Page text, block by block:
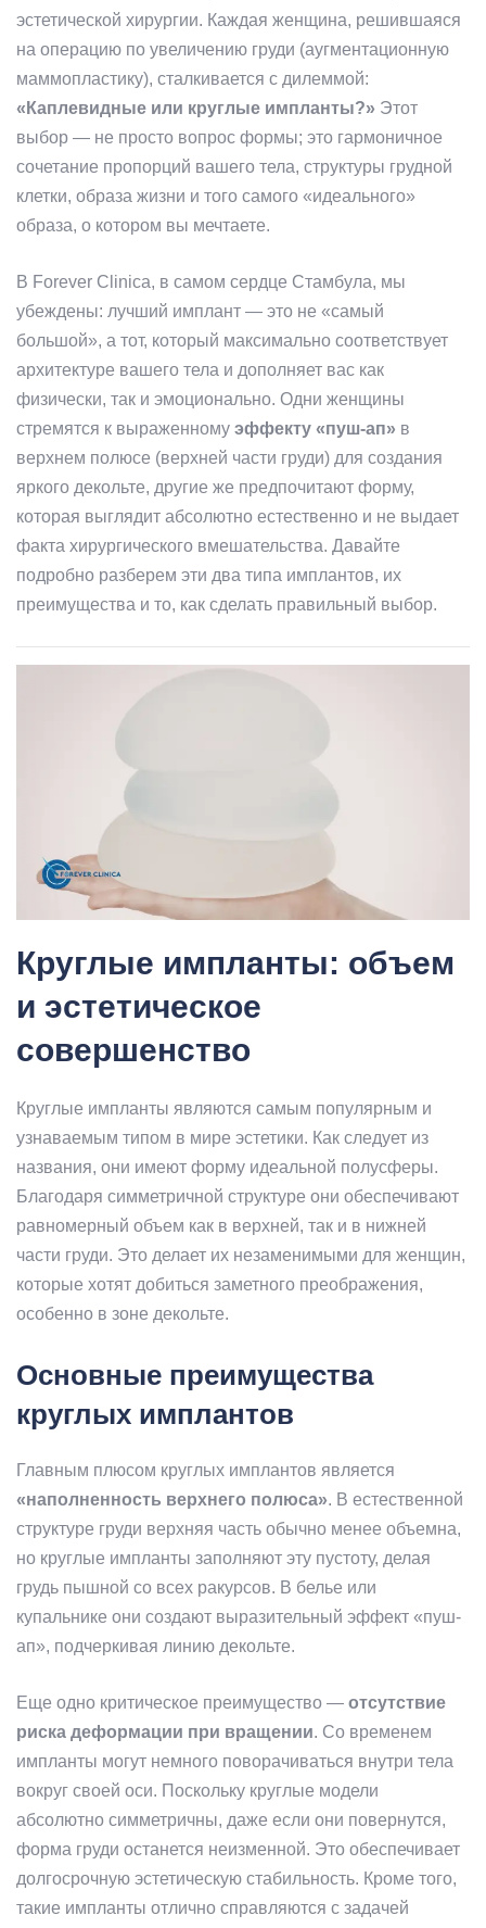
эстетической хирургии. Каждая женщина, решившаяся
на операцию по увеличению груди (аугментационную
маммопластику), сталкивается с дилеммой:
«Каплевидные или круглые импланты?» Этот
выбор — не просто вопрос формы; это гармоничное
сочетание пропорций вашего тела, структуры грудной
клетки, образа жизни и того самого «идеального»
образа, о котором вы мечтаете.
В Forever Clinica, в самом сердце Стамбула, мы
убеждены: лучший имплант — это не «самый
большой», а тот, который максимально соответствует
архитектуре вашего тела и дополняет вас как
физически, так и эмоционально. Одни женщины
стремятся к выраженному эффекту «пуш-ап» в
верхнем полюсе (верхней части груди) для создания
яркого декольте, другие же предпочитают форму,
которая выглядит абсолютно естественно и не выдает
факта хирургического вмешательства. Давайте
подробно разберем эти два типа имплантов, их
преимущества и то, как сделать правильный выбор.
Круглые импланты: объем
и эстетическое
совершенство
Круглые импланты являются самым популярным и
узнаваемым типом в мире эстетики. Как следует из
названия, они имеют форму идеальной полусферы.
Благодаря симметричной структуре они обеспечивают
равномерный объем как в верхней, так и в нижней
части груди. Это делает их незаменимыми для женщин,
которые хотят добиться заметного преображения,
особенно в зоне декольте.
Основные преимущества
круглых имплантов
Главным плюсом круглых имплантов является
«наполненность верхнего полюса». В естественной
структуре груди верхняя часть обычно менее объемна,
но круглые импланты заполняют эту пустоту, делая
грудь пышной со всех ракурсов. В белье или
купальнике они создают выразительный эффект «пуш-
ап», подчеркивая линию декольте.
Еще одно критическое преимущество — отсутствие
риска деформации при вращении. Со временем
импланты могут немного поворачиваться внутри тела
вокруг своей оси. Поскольку круглые модели
абсолютно симметричны, даже если они повернутся,
форма груди останется неизменной. Это обеспечивает
долгосрочную эстетическую стабильность. Кроме того,
такие импланты отлично справляются с задачей